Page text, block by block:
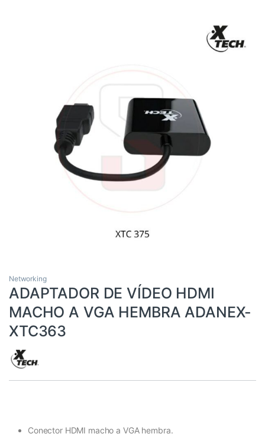
Networking
ADAPTADOR DE VÍDEO HDMI
MACHO A VGA HEMBRA ADANEX-
XTC363
Conector HDMI macho a VGA hembra.